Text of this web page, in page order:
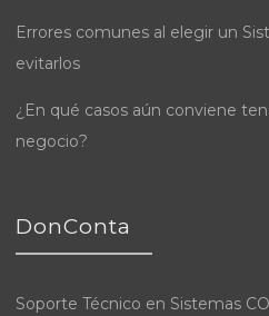
Errores comunes al elegir un
evitarlos
¿En qué casos aún conviene
negocio?
DonConta
Soporte Técnico en Sistemas